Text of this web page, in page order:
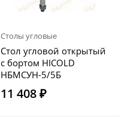
Столы угловые
Стол угловой открытый
с бортом HICOLD
НБМСУН-5/5Б
11 408 ₽